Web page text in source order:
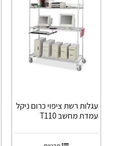
עגלות רשת ציפוי כרום ניקל
עמדת מחשב T110